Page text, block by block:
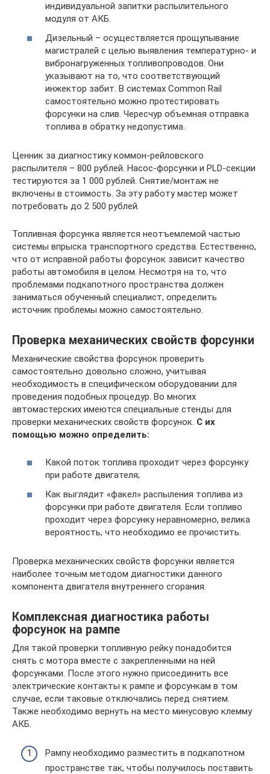
индивидуальной запитки распылительного
модуля от АКБ.
Дизельный – осуществляется прощупывание
магистралей с целью выявления температурно- и
вибронагруженных топливопроводов. Они
указывают на то, что соответствующий
инжектор забит. В системах Common Rail
самостоятельно можно протестировать
форсунки на слив. Чересчур объемная отправка
топлива в обратку недопустима.
Ценник за диагностику коммон-рейловского
распылителя – 800 рублей. Насос-форсунки и PLD-секции
тестируются за 1 000 рублей. Снятие/монтаж не
включены в стоимость. За эту работу мастер может
потребовать до 2 500 рублей.
Топливная форсунка является неотъемлемой частью
системы впрыска транспортного средства. Естественно,
что от исправной работы форсунок зависит качество
работы автомобиля в целом. Несмотря на то, что
проблемами подкапотного пространства должен
заниматься обученный специалист, определить
источник проблемы можно самостоятельно.
Проверка механических свойств форсунки
Механические свойства форсунок проверить
самостоятельно довольно сложно, учитывая
необходимость в специфическом оборудовании для
проведения подобных процедур. Во многих
автомастерских имеются специальные стенды для
проверки механических свойств форсунок. С их
помощью можно определить:
Какой поток топлива проходит через форсунку
при работе двигателя;
Как выглядит «факел» распыления топлива из
форсунки при работе двигателя. Если топливо
проходит через форсунку неравномерно, велика
вероятность, что необходимо ее прочистить.
Проверка механических свойств форсунки является
наиболее точным методом диагностики данного
компонента двигателя внутреннего сгорания.
Комплексная диагностика работы
форсунок на рампе
Для такой проверки топливную рейку понадобится
снять с мотора вместе с закрепленными на ней
форсунками. После этого нужно присоединить все
электрические контакты к рампе и форсункам в том
случае, если таковые отключались перед снятием.
Также необходимо вернуть на место минусовую клемму
АКБ.
Рампу необходимо разместить в подкапотном
пространстве так, чтобы получилось поставить